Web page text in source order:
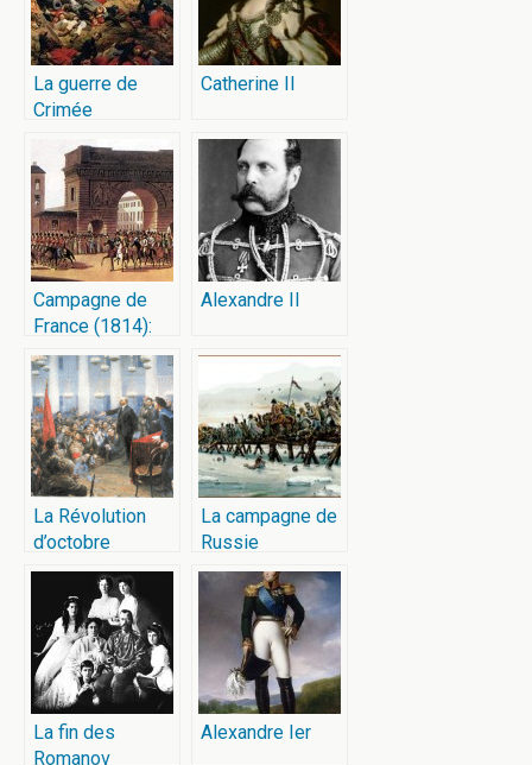
La guerre de
Crimée
Catherine II
Campagne de
France (1814):
Les Cosaques
entrent dans
Paris
Alexandre II
La Révolution
d’octobre
La campagne de
Russie
La fin des
Romanov
Alexandre Ier